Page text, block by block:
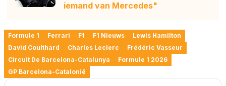
iemand van Mercedes"
Formule 1 Ferrari F1 F1 Nieuws
Lewis Hamilton
David Coulthard
Charles Leclerc
Frédéric Vasseur
Circuit De Barcelona-Catalunya
Formule 1 2026
GP Barcelona-Catalonië